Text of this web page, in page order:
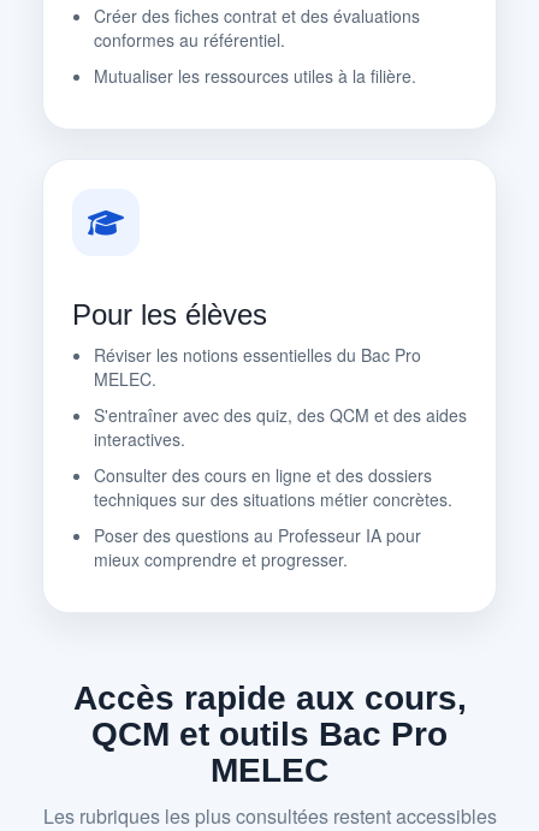
Créer des fiches contrat et des évaluations
conformes au référentiel.
Mutualiser les ressources utiles à la filière.
Pour les élèves
Réviser les notions essentielles du Bac Pro
MELEC.
S'entraîner avec des quiz, des QCM et des aides
interactives.
Consulter des cours en ligne et des dossiers
techniques sur des situations métier concrètes.
Poser des questions au Professeur IA pour
mieux comprendre et progresser.
Accès rapide aux cours,
QCM et outils Bac Pro
MELEC
Les rubriques les plus consultées restent accessibles